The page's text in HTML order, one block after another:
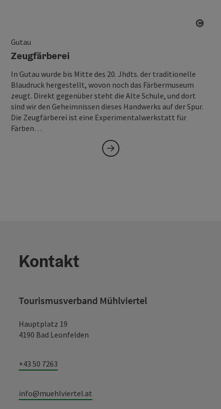
Gutau
Zeugfärberei
In Gutau wurde bis Mitte des 20. Jhdts. der traditionelle
Blaudruck hergestellt, wovon noch das Färbermuseum
zeugt. Direkt gegenüber steht die Alte Schule, und dort
sind wir den Geheimnissen dieses Handwerks auf der Spur.
Die Zeugfärberei ist eine Experimentalwerkstatt für
Färben…
Kontakt
Tourismusverband Mühlviertel
Hauptplatz 19
4190 Bad Leonfelden
+43 50 7263
info@muehlviertel.at